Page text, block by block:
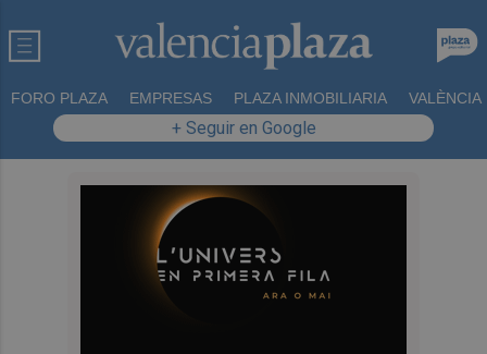
FORO PLAZA EMPRESAS PLAZA INMOBILIARIA VALÈNCIA
+ Seguir en Google